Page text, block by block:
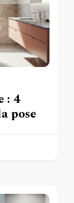
: 4
pose